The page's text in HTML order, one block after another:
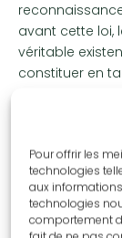
Pour offrir les
technologies
aux
technologies
comportement
avant cette loi,
véritable
constituer en
de recevoir
associations
de bénéficier
autorités